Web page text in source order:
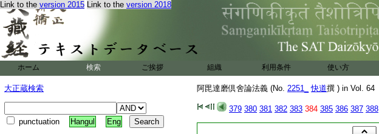
Link to the version 2015 Link to the version 2018
ホーム 検索 ご挨拶 組織 利用条件 使い方
大正蔵検索
punctuation Hangul Eng
阿毘達磨倶舍論法義 (No. 2251_ 快道撰 ) in Vol. 64
379 380 381 382 383 384 385 386 387 388